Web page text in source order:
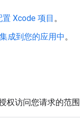
Xcode 项目 。
成到您的应用中。
权访问您请求的范